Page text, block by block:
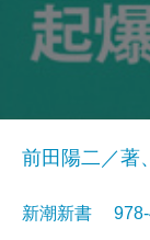
前田陽二／著
新潮新書